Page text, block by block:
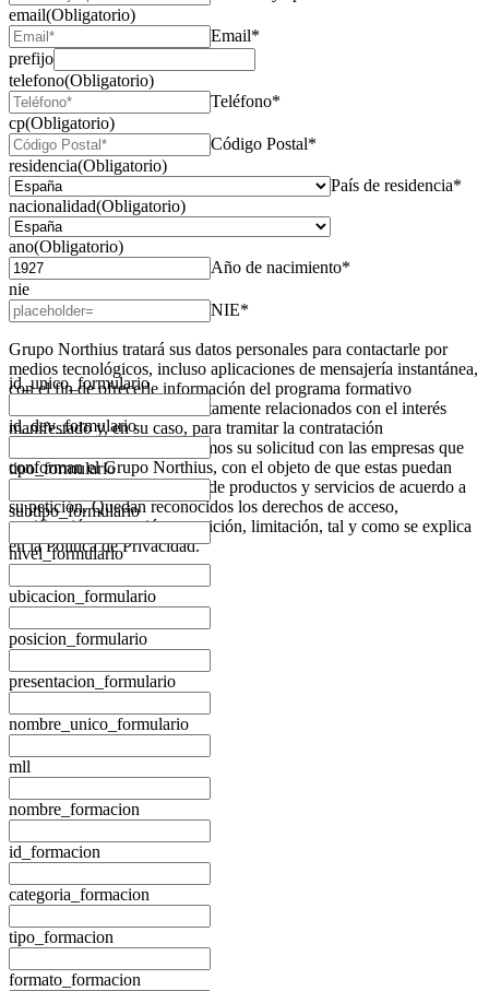
email(Obligatorio)
Email*
prefijo
telefono(Obligatorio)
Teléfono*
cp(Obligatorio)
Código Postal*
residencia(Obligatorio)
País de residencia*
nacionalidad(Obligatorio)
ano(Obligatorio)
Año de nacimiento*
nie
NIE*
Grupo Northius tratará sus datos personales para contactarle por
medios tecnológicos, incluso aplicaciones de mensajería instantánea,
con el fin de ofrecerle información del programa formativo
seleccionado o de otros directamente relacionados con el interés
manifestado y, en su caso, para tramitar la contratación
correspondiente. Compartiremos su solicitud con las empresas que
conforman elGrupo Northius, con el objeto de que estas puedan
hacerle llegar la mejor oferta de productos y servicios de acuerdo a
su petición. Quedan reconocidos los derechos de acceso,
rectificación, supresión, oposición, limitación, tal y como se explica
en laPolítica de Privacidad.
id_unico_formulario
id_dev_formulario
tipo_formulario
subtipo_formulario
nivel_formulario
ubicacion_formulario
posicion_formulario
presentacion_formulario
nombre_unico_formulario
mll
nombre_formacion
id_formacion
categoria_formacion
tipo_formacion
formato_formacion